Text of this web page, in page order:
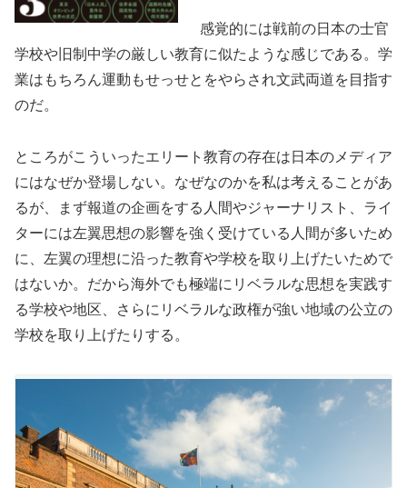
感覚的には戦前の日本の士官
学校や旧制中学の厳しい教育に似たような感じである。学
業はもちろん運動もせっせとをやらされ文武両道を目指す
のだ。
ところがこういったエリート教育の存在は日本のメディア
にはなぜか登場しない。なぜなのかを私は考えることがあ
るが、まず報道の企画をする人間やジャーナリスト、ライ
ターには左翼思想の影響を強く受けている人間が多いため
に、左翼の理想に沿った教育や学校を取り上げたいためで
はないか。だから海外でも極端にリベラルな思想を実践す
る学校や地区、さらにリベラルな政権が強い地域の公立の
学校を取り上げたりする。